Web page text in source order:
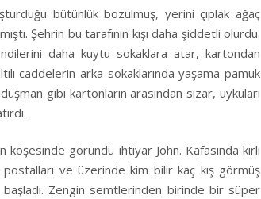
bütünlük bozulmuş, yerini çıplak ağaç
Şehrin bu tarafının kışı daha şiddetli olurdu.
daha kuytu sokaklara atar, kartondan
caddelerin arka sokaklarında yaşama pamuk
gibi kartonların arasından sızar, uykuları
köşesinde göründü ihtiyar John. Kafasında kirli
postalları ve üzerinde kim bilir kaç kış görmüş
Zengin semtlerinden birinde bir süper